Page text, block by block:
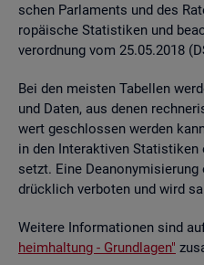
schen Par­la­ments und des
ro­päi­sche Sta­tis­ti­ken und
ver­ord­nung vom 25.05.2018
Bei den meis­ten Ta­bel­len
und Daten, aus denen
wert ge­schlos­sen wer­den
in den In­ter­ak­ti­ven Sta­tis­ti­ken
setzt. Eine
drück­lich ver­bo­ten und wird
Wei­te­re In­for­ma­tio­nen sind
heim­hal­tung - Grund­la­gen"